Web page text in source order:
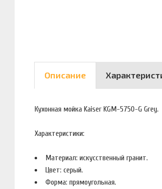
Описание
Кухонная мойка Kaiser KGM-5750-G Grey.
Характеристики:
Материал: искусственный гранит.
Цвет: серый.
Форма: прямоугольная.